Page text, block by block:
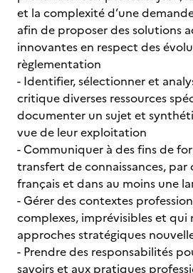
et la complexité d’une
afin de proposer des solutions
innovantes en respect des
règlementation
- Identifier, sélectionner et
critique diverses ressources
documenter un sujet et
vue de leur exploitation
- Communiquer à des fins de
transfert de connaissances, par
français et dans au moins une
- Gérer des contextes
complexes, imprévisibles et qui
approches stratégiques
- Prendre des responsabilités
savoirs et aux pratiques